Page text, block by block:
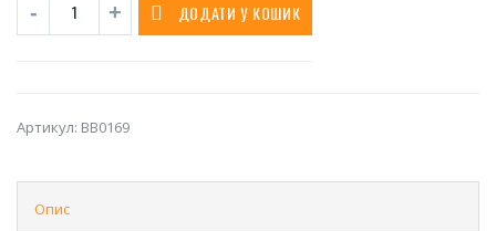
ДОДАТИ У КОШИК
Артикул: BB0169
Опис